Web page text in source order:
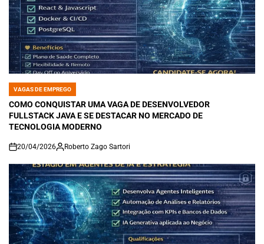
POSTED
IN
VAGAS DE EMPREGO
COMO CONQUISTAR UMA VAGA DE DESENVOLVEDOR
FULLSTACK JAVA E SE DESTACAR NO MERCADO DE
TECNOLOGIA MODERNO
on
20/04/2026 Roberto Zago Sartori